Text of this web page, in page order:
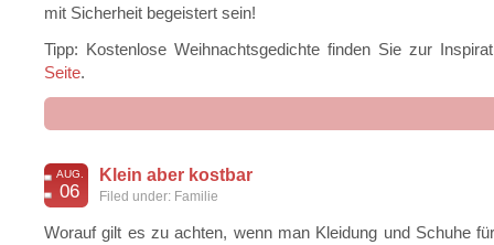
mit Sicherheit begeistert sein!
Tipp: Kostenlose Weihnachtsgedichte finden Sie zur
Seite.
AUG.
06
Klein aber kostbar
Filed under: Familie
Worauf gilt es zu achten, wenn man Kleidung und Schuhe